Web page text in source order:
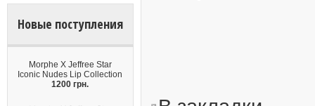
Новые поступления
Morphe X Jeffree Star
Iconic Nudes Lip Collection
1200 грн.